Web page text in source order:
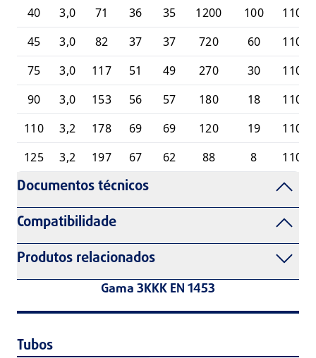
40
3,0 71 36 35 1200 100
45
3,0 82 37 37 720 60
75
3,0 117 51 49 270 30
90
3,0 153 56 57 180 18
110
3,2 178 69 69 120 19
125
3,2 197 67 62 88 8
Documentos técnicos
Compatibilidade
Produtos relacionados
Gama 3KKK EN 1453
Tubos